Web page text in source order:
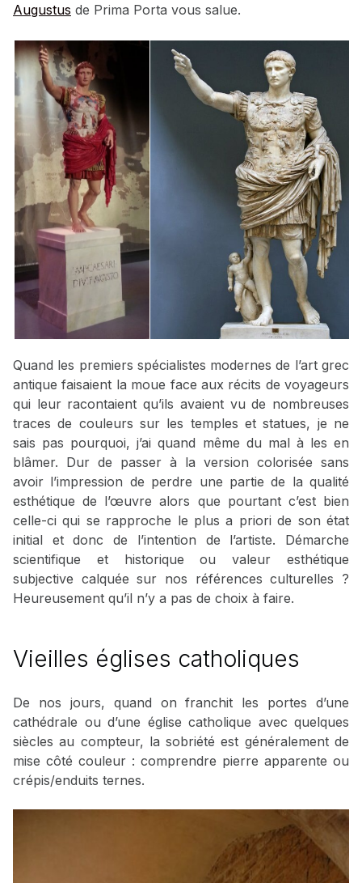
Augustus de Prima Porta vous salue.
Quand les premiers spécialistes modernes de l’art grec
antique faisaient la moue face aux récits de voyageurs
qui leur racontaient qu’ils avaient vu de nombreuses
traces de couleurs sur les temples et statues, je ne
sais pas pourquoi, j’ai quand même du mal à les en
blâmer. Dur de passer à la version colorisée sans
avoir l’impression de perdre une partie de la qualité
esthétique de l’œuvre alors que pourtant c’est bien
celle-ci qui se rapproche le plus a priori de son état
initial et donc de l’intention de l’artiste. Démarche
scientifique et historique ou valeur esthétique
subjective calquée sur nos références culturelles ?
Heureusement qu’il n’y a pas de choix à faire.
Vieilles églises catholiques
De nos jours, quand on franchit les portes d’une
cathédrale ou d’une église catholique avec quelques
siècles au compteur, la sobriété est généralement de
mise côté couleur : comprendre pierre apparente ou
crépis/enduits ternes.